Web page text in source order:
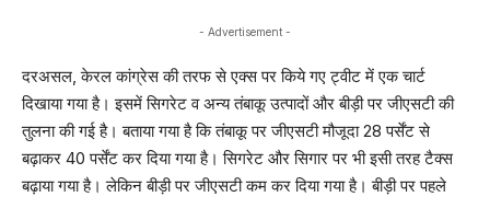
- Advertisement -
दरअसल, केरल कांग्रेस की तरफ से एक्स पर किये गए ट्वीट में एक चार्ट
दिखाया गया है। इसमें सिगरेट व अन्य तंबाकू उत्पादों और बीड़ी पर जीएसटी की
तुलना की गई है। बताया गया है कि तंबाकू पर जीएसटी मौजूदा 28 पर्सेंट से
बढ़ाकर 40 पर्सेंट कर दिया गया है। सिगरेट और सिगार पर भी इसी तरह टैक्स
बढ़ाया गया है। लेकिन बीड़ी पर जीएसटी कम कर दिया गया है। बीड़ी पर पहले